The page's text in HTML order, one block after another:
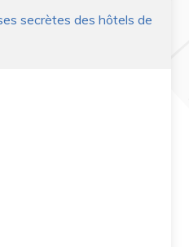
secrètes des hôtels de